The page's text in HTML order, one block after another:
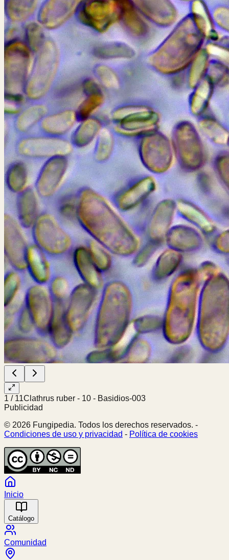
1 / 11Clathrus ruber - 10 - Basidios-003
Publicidad
© 2026 Fungipedia. Todos los derechos reservados. -
Condiciones de uso y privacidad - Política de cookies
Inicio
Catálogo
Comunidad